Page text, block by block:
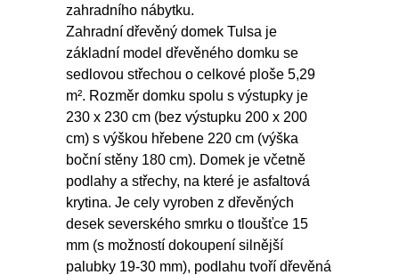
zahradního nábytku.
Zahradní dřevěný domek Tulsa je
základní model dřevěného domku se
sedlovou střechou o celkové ploše 5,29
m². Rozměr domku spolu s výstupky je
230 x 230 cm (bez výstupku 200 x 200
cm) s výškou hřebene 220 cm (výška
boční stěny 180 cm). Domek je včetně
podlahy a střechy, na které je asfaltová
krytina. Je cely vyroben z dřevěných
desek severského smrku o tloušťce 15
mm (s možností dokoupení silnější
palubky 19-30 mm), podlahu tvoří dřevěná